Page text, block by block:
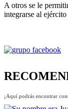
A otros se le
integrarse al
¡Aquí podrás encontrar